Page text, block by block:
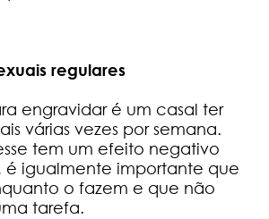
regulares
engravidar é um casal ter
várias vezes por semana.
tem um efeito negativo
é igualmente importante que
o fazem e que não
tarefa.